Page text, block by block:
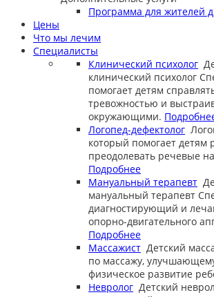
Программа для жителей
Цены
Что мы лечим
Специалисты
Клинический психолог
клинический психолог
помогает детям
тревожностью и
окружающими.
Логопед-дефектолог
который помогает детям
преодолевать речевые
Подробнее
Мануальный терапевт
мануальный терапевт
диагностирующий и
опорно-двигательного
Подробнее
Массажист Детский
по массажу,
физическое развитие
Невролог Детский